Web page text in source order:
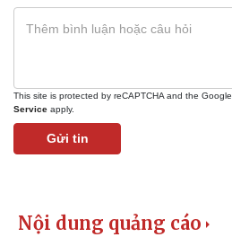
This site is protected by reCAPTCHA and the Google
Service apply.
Gửi tin